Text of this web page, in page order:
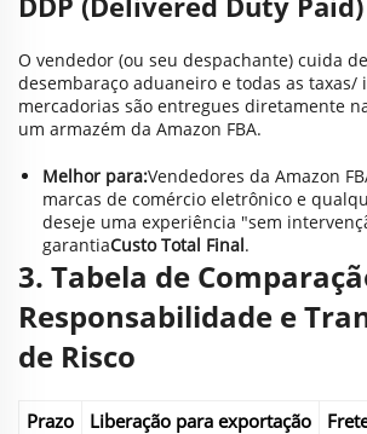
O vendedor (ou seu despachante) cuida
desembaraço aduaneiro e todas as taxas/
mercadorias são entregues diretamente
um armazém da Amazon FBA.
Melhor para:Vendedores da Amazon
marcas de comércio eletrônico e
deseje uma experiência "sem
garantiaCusto Total Final.
3. Tabela de
Responsabilidade e
de Risco
Prazo Liberação para exportação